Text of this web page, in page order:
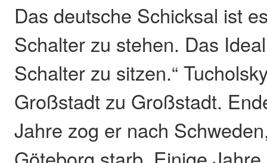
Das deutsche Schicksal ist
Schalter zu stehen. Das
Schalter zu sitzen.“
Großstadt zu Großstadt.
Jahre zog er nach